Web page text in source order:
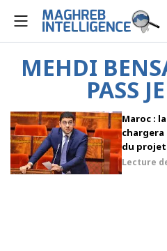
MEHDI
PASS
Maroc :
chargera
du projet
Lecture